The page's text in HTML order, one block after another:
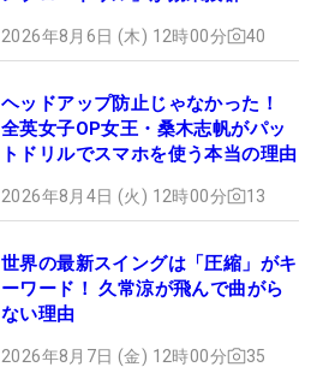
2026年8月6日 (木) 12時00分 40
ヘッドアップ防止じゃなかった！
全英女子OP女王・桑木志帆がパッ
トドリルでスマホを使う本当の理由
2026年8月4日 (火) 12時00分 13
世界の最新スイングは「圧縮」がキ
ーワード！ 久常涼が飛んで曲がら
ない理由
2026年8月7日 (金) 12時00分 35